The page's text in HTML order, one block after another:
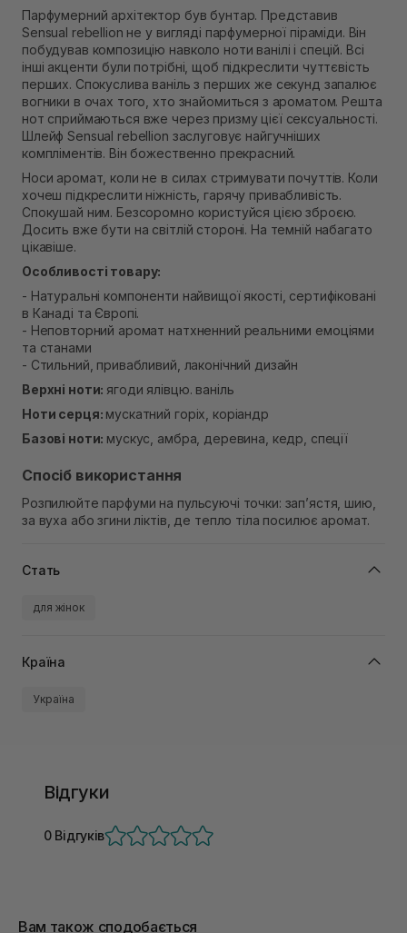
Парфумерний архітектор був бунтар. Представив
Sensual rebellion не у вигляді парфумерної піраміди. Він
побудував композицію навколо ноти ванілі і спецій. Всі
інші акценти були потрібні, щоб підкреслити чуттєвість
перших. Спокуслива ваніль з перших же секунд запалює
вогники в очах того, хто знайомиться з ароматом. Решта
нот сприймаються вже через призму цієї сексуальності.
Шлейф Sensual rebellion заслуговує найгучніших
компліментів. Він божественно прекрасний.
Носи аромат, коли не в силах стримувати почуттів. Коли
хочеш підкреслити ніжність, гарячу привабливість.
Спокушай ним. Безсоромно користуйся цією зброєю.
Досить вже бути на світлій стороні. На темній набагато
цікавіше.
Особливості товару:
- Натуральні компоненти найвищої якості, сертифіковані
в Канаді та Європі.
- Неповторний аромат натхненний реальними емоціями
та станами
- Стильний, привабливий, лаконічний дизайн
Верхні ноти: ягоди ялівцю. ваніль
Ноти серця: мускатний горіх, коріандр
Базові ноти: мускус, амбра, деревина, кедр, спеції
Спосіб використання
Розпилюйте парфуми на пульсуючі точки: зап’ястя, шию,
за вуха або згини ліктів, де тепло тіла посилює аромат.
Стать
для жінок
Країна
Україна
Відгуки
0 Відгуків
Вам також сподобається